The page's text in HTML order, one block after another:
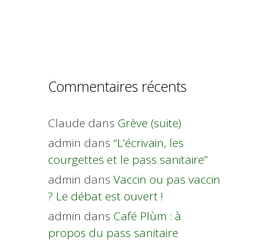
Commentaires récents
Claude dans Grève (suite)
admin dans “L’écrivain, les
courgettes et le pass sanitaire”
admin dans Vaccin ou pas vaccin
? Le débat est ouvert !
admin dans Café Plùm : à
propos du pass sanitaire